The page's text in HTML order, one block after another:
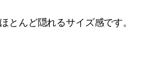
とんど隠れるサイズ感です。